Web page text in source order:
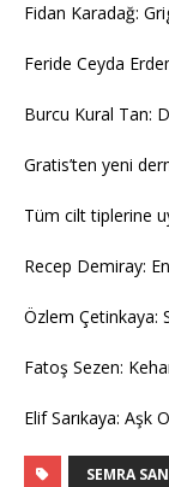
Fidan Karadağ:
Feride Ceyda
Burcu Kural Tan:
Gratis’ten yeni
Tüm cilt tiplerine
Recep Demiray:
Özlem Çetinkaya:
Fatoş Sezen:
Elif Sarıkaya: Aşk
SEMRA